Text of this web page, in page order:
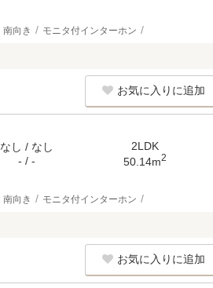
南向き モニタ付インターホン
お気に入りに追加
なし / なし
- / -
2LDK
50.14m2
南向き モニタ付インターホン
お気に入りに追加